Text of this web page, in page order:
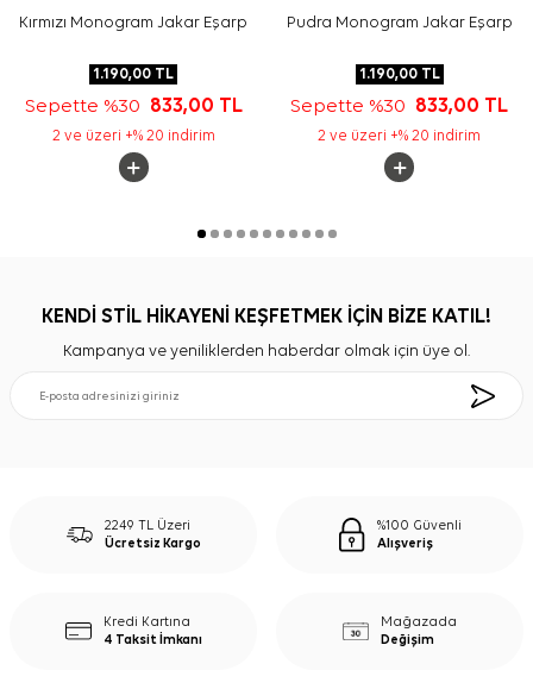
Kırmızı Monogram Jakar Eşarp
1.190,00 TL
Sepette %30 833,00 TL
2 ve üzeri +% 20 indirim
Pudra Monogram Jakar Eşarp
1.190,00TL
Sepette %30 833,00 TL
2 ve üzeri +% 20 indirim
KENDİ STİL HİKAYENİ KEŞFETMEK İÇİN BİZE KATIL!
Kampanya ve yeniliklerden haberdar olmak için üye ol.
2249 TL Üzeri
Ücretsiz Kargo
%100 Güvenli
Alışveriş
Kredi Kartına
4 Taksit İmkanı
Mağazada
Değişim